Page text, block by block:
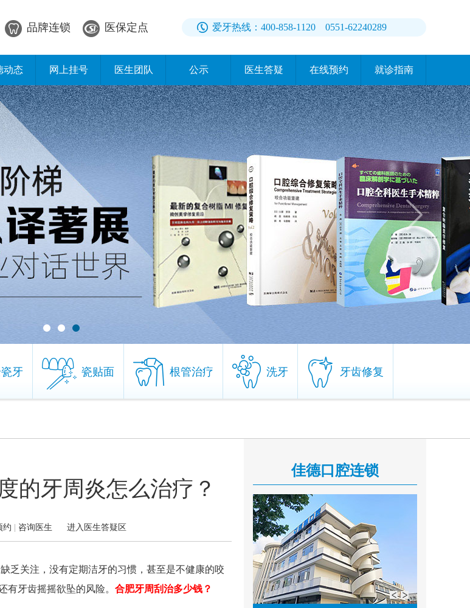
品牌连锁 医保定点 爱牙热线：400-858-1120 0551-62240289
动态 网上挂号 医生团队 公示 医生答疑 在线预约 就诊指南
牙 瓷贴面 根管治疗 洗牙 牙齿修复
的牙周炎怎么治疗？
约 咨询医生 进入医生答疑区
乏关注，没有定期洁牙的习惯，甚至是不健康的咬
有牙齿摇摇欲坠的风险。 合肥牙周刮治多少钱？
佳德口腔连锁